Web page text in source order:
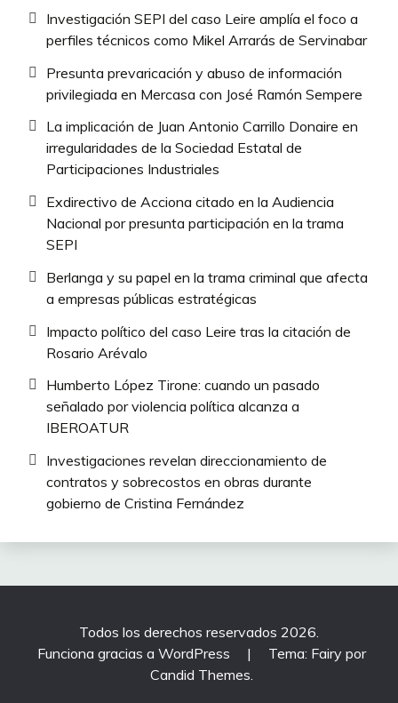
Investigación SEPI del caso Leire amplía el foco a
perfiles técnicos como Mikel Arrarás de Servinabar
Presunta prevaricación y abuso de información
privilegiada en Mercasa con José Ramón Sempere
La implicación de Juan Antonio Carrillo Donaire en
irregularidades de la Sociedad Estatal de
Participaciones Industriales
Exdirectivo de Acciona citado en la Audiencia
Nacional por presunta participación en la trama
SEPI
Berlanga y su papel en la trama criminal que afecta
a empresas públicas estratégicas
Impacto político del caso Leire tras la citación de
Rosario Arévalo
Humberto López Tirone: cuando un pasado
señalado por violencia política alcanza a
IBEROATUR
Investigaciones revelan direccionamiento de
contratos y sobrecostos en obras durante
gobierno de Cristina Fernández
Todos los derechos reservados 2026.
Funciona gracias a WordPress
|
Tema: Fairy por
Candid Themes.